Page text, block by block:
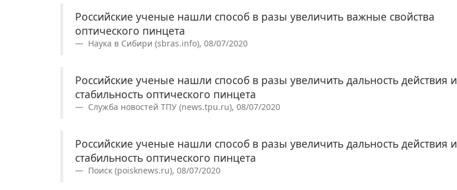
Российские ученые нашли способ в разы увеличить важные свойства
оптического пинцета
Наука в Сибири (sbras.info), 08/07/2020
Российские ученые нашли способ в разы увеличить дальность действия и
стабильность оптического пинцета
Служба новостей ТПУ (news.tpu.ru), 08/07/2020
Российские ученые нашли способ в разы увеличить дальность действия и
стабильность оптического пинцета
Поиск (poisknews.ru), 08/07/2020